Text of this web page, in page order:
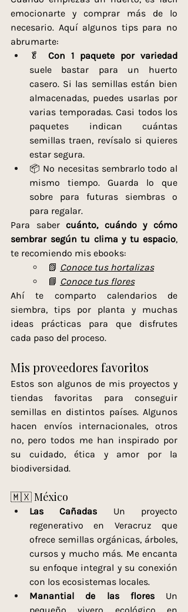
emocionarte y comprar más de lo
necesario. Aquí algunos tips para no
abrumarte:
🥬 Con 1 paquete por variedad
suele bastar para un huerto
casero. Si las semillas están bien
almacenadas, puedes usarlas por
varias temporadas. Casi todos los
paquetes indican cuántas
semillas traen, revísalo si quieres
estar segura.
📦 No necesitas sembrarlo todo al
mismo tiempo. Guarda lo que
sobre para futuras siembras o
para regalar.
Para saber cuánto, cuándo y cómo
sembrar según tu clima y tu espacio,
te recomiendo mis ebooks:
📗 Conoce tus hortalizas
📘 Conoce tus flores
Ahí te comparto calendarios de
siembra, tips por planta y muchas
ideas prácticas para que disfrutes
cada paso del proceso.
Mis proveedores favoritos
Estos son algunos de mis proyectos y
tiendas favoritas para conseguir
semillas en distintos países. Algunos
hacen envíos internacionales, otros
no, pero todos me han inspirado por
su cuidado, ética y amor por la
biodiversidad.
🇲🇽 México
Las Cañadas Un proyecto
regenerativo en Veracruz que
ofrece semillas orgánicas, árboles,
cursos y mucho más. Me encanta
su enfoque integral y su conexión
con los ecosistemas locales.
Manantial de las flores Un